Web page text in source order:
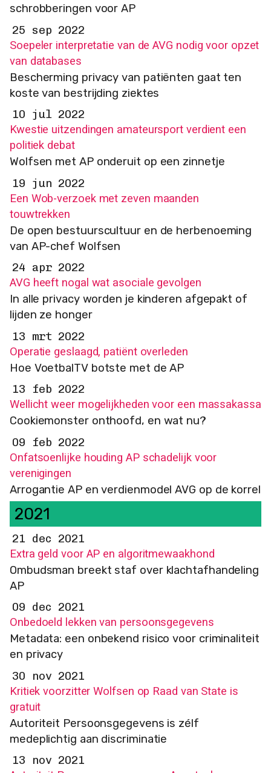
schrobberingen voor AP
25 sep 2022
Soepeler interpretatie van de AVG nodig voor opzet
van databases
Bescherming privacy van patiënten gaat ten
koste van bestrijding ziektes
10 jul 2022
Kwestie uitzendingen amateursport verdient een
politiek debat
Wolfsen met AP onderuit op een zinnetje
19 jun 2022
Een Wob-verzoek met zeven maanden
touwtrekken
De open bestuurscultuur en de herbenoeming
van AP-chef Wolfsen
24 apr 2022
AVG heeft nogal wat asociale gevolgen
In alle privacy worden je kinderen afgepakt of
lijden ze honger
13 mrt 2022
Operatie geslaagd, patiënt overleden
Hoe VoetbalTV botste met de AP
13 feb 2022
Wellicht weer mogelijkheden voor een massakassa
Cookiemonster onthoofd, en wat nu?
09 feb 2022
Onfatsoenlijke houding AP schadelijk voor
verenigingen
Arrogantie AP en verdienmodel AVG op de korrel
2021
21 dec 2021
Extra geld voor AP en algoritmewaakhond
Ombudsman breekt staf over klachtafhandeling
AP
09 dec 2021
Onbedoeld lekken van persoonsgegevens
Metadata: een onbekend risico voor criminaliteit
en privacy
30 nov 2021
Kritiek voorzitter Wolfsen op Raad van State is
gratuit
Autoriteit Persoonsgegevens is zélf
medeplichtig aan discriminatie
13 nov 2021